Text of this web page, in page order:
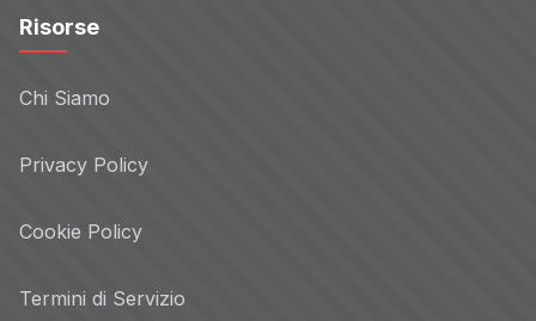
Risorse
Chi Siamo
Privacy Policy
Cookie Policy
Termini di Servizio